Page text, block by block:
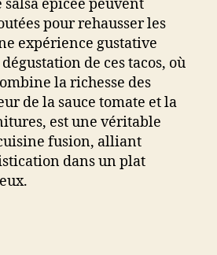
salsa épicée peuvent
pour rehausser les
expérience gustative
de ces tacos, où
la richesse des
de la sauce tomate et la
est une véritable
fusion, alliant
dans un plat